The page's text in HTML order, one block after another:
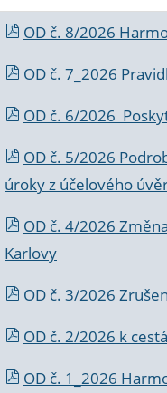
OD č. 8/2026
OD č. 7_2026
OD č. 6/2026
OD č. 5/2026
úroky z účelového
OD č. 4/2026
Karlovy
OD č. 3/2026
OD č. 2/2026 k
OD č. 1_2026